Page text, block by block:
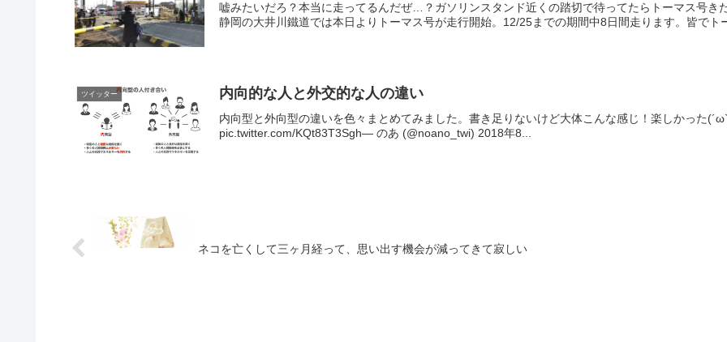
嘘みたいだろ？本当に走ってるんだぜ…？ガソリンスタンド近くの踏切で待ってたらトーマス号き
静岡の大井川鐵道では本日よりトーマス号が走行開始。12/25までの期間中8日間走ります。皆でト
ツイッター 内向的な人と外交的な人の違い
内向型と外向型の違いを色々まとめてみました。書き足りないけど大体こんな感じ！楽しかった
pic.twitter.com/KQt83T3Sgh— のあ (@noano_twi) 2018年8...
ネコを亡くして三ヶ月経って、思い出す機会が減ってきて寂しい